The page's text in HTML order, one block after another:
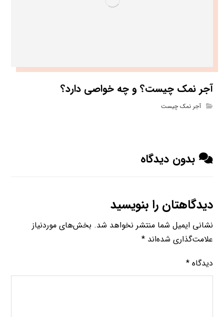
آجر نمک چیست؟ و چه خواصی دارد؟
آجر نمک چیست
بدون دیدگاه
دیدگاهتان را بنویسید
نشانی ایمیل شما منتشر نخواهد شد. بخش‌های موردنیاز
علامت‌گذاری شده‌اند*
دیدگاه*